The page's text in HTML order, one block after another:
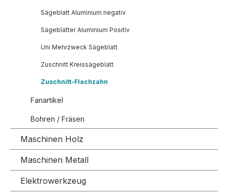
Sägeblatt Aluminium negativ
Sägeblätter Aluminium Positiv
Uni Mehrzweck Sägeblatt
Zuschnitt Kreissägeblatt
Zuschnitt-Flachzahn
Fanartikel
Bohren / Fräsen
Maschinen Holz
Maschinen Metall
Elektrowerkzeug